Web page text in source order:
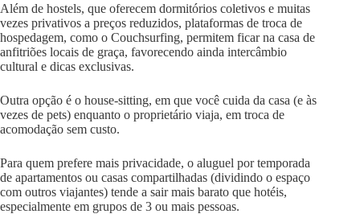
Além de hostels, que oferecem dormitórios coletivos e muitas
vezes privativos a preços reduzidos, plataformas de troca de
hospedagem, como o Couchsurfing, permitem ficar na casa de
anfitriões locais de graça, favorecendo ainda intercâmbio
cultural e dicas exclusivas.
Outra opção é o house-sitting, em que você cuida da casa (e às
vezes de pets) enquanto o proprietário viaja, em troca de
acomodação sem custo.
Para quem prefere mais privacidade, o aluguel por temporada
de apartamentos ou casas compartilhadas (dividindo o espaço
com outros viajantes) tende a sair mais barato que hotéis,
especialmente em grupos de 3 ou mais pessoas.